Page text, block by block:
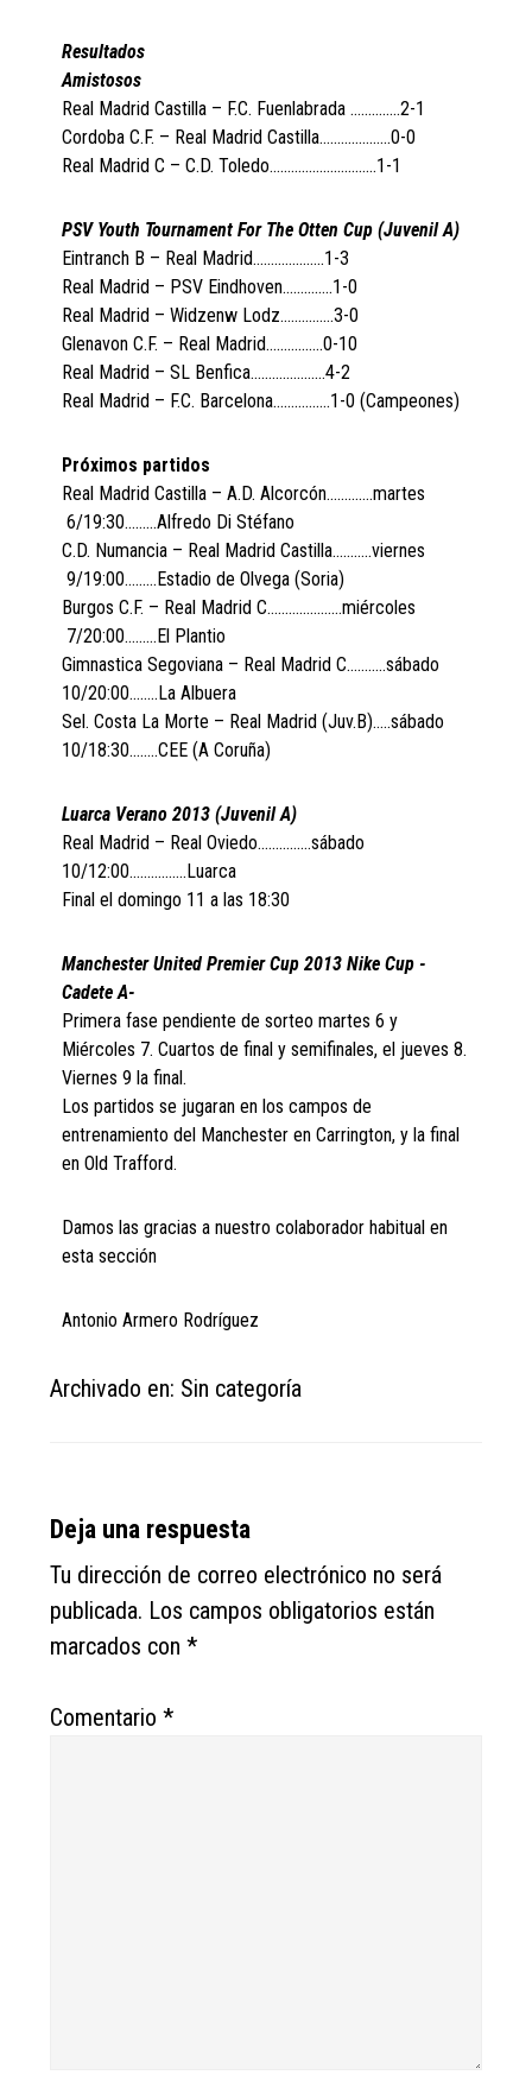
Resultados
Amistosos
Real Madrid Castilla – F.C. Fuenlabrada …………..2-1
Cordoba C.F. – Real Madrid Castilla………………..0-0
Real Madrid C – C.D. Toledo…………………………1-1
PSV Youth Tournament For The Otten Cup (Juvenil A)
Eintranch B – Real Madrid………………..1-3
Real Madrid – PSV Eindhoven…………..1-0
Real Madrid – Widzenw Lodz……………3-0
Glenavon C.F. – Real Madrid…………….0-10
Real Madrid – SL Benfica…………………4-2
Real Madrid – F.C. Barcelona…………….1-0 (Campeones)
Próximos partidos
Real Madrid Castilla – A.D. Alcorcón………….martes
6/19:30………Alfredo Di Stéfano
C.D. Numancia – Real Madrid Castilla………..viernes
9/19:00………Estadio de Olvega (Soria)
Burgos C.F. – Real Madrid C…………………miércoles
7/20:00………El Plantio
Gimnastica Segoviana – Real Madrid C………..sábado
10/20:00……..La Albuera
Sel. Costa La Morte – Real Madrid (Juv.B)…..sábado
10/18:30……..CEE (A Coruña)
Luarca Verano 2013 (Juvenil A)
Real Madrid – Real Oviedo……………sábado
10/12:00…………….Luarca
Final el domingo 11 a las 18:30
Manchester United Premier Cup 2013 Nike Cup -
Cadete A-
Primera fase pendiente de sorteo martes 6 y
Miércoles 7. Cuartos de final y semifinales, el jueves 8.
Viernes 9 la final.
Los partidos se jugaran en los campos de
entrenamiento del Manchester en Carrington, y la final
en Old Trafford.
Damos las gracias a nuestro colaborador habitual en
esta sección
Antonio Armero Rodríguez
Archivado en: Sin categoría
Reader
Interactions
Deja una respuesta
Tu dirección de correo electrónico no será
publicada. Los campos obligatorios están
marcados con*
Comentario*